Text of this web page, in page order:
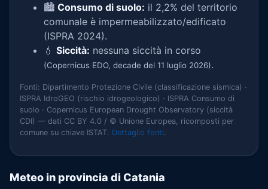
🏙️ Consumo di suolo: il 2,2% del territorio
comunale è impermeabilizzato/edificato
(ISPRA 2024).
💧 Siccità: nessuna siccità in corso
(Copernicus EDO, decade del 11 luglio 2026).
Fonti: Dipartimento Protezione Civile (classificazione sismica) ·
ISPRA IdroGEO (rischio idrogeologico) · ISPRA Consumo di
suolo · Copernicus European Drought Observatory (siccità
CDI) — dati CC BY 4.0 / © Unione Europea, ricomposti per
comune su chiave ISTAT. Dettaglio fonti.
Meteo in provincia di Catania